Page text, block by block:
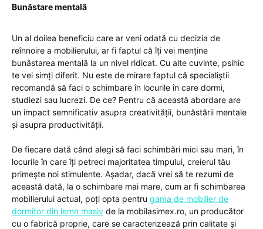
Bunăstare mentală
Un al doilea beneficiu care ar veni odată cu decizia de
reînnoire a mobilierului, ar fi faptul că îți vei menține
bunăstarea mentală la un nivel ridicat. Cu alte cuvinte, psihic
te vei simți diferit. Nu este de mirare faptul că specialiștii
recomandă să faci o schimbare în locurile în care dormi,
studiezi sau lucrezi. De ce? Pentru că această abordare are
un impact semnificativ asupra creativității, bunăstării mentale
și asupra productivității.
De fiecare dată când alegi să faci schimbări mici sau mari, în
locurile în care îți petreci majoritatea timpului, creierul tău
primește noi stimulente. Așadar, dacă vrei să te rezumi de
această dată, la o schimbare mai mare, cum ar fi schimbarea
mobilierului actual, poți opta pentru gama de mobilier de
dormitor din lemn masiv de la mobilasimex.ro, un producător
cu o fabrică proprie, care se caracterizează prin calitate și